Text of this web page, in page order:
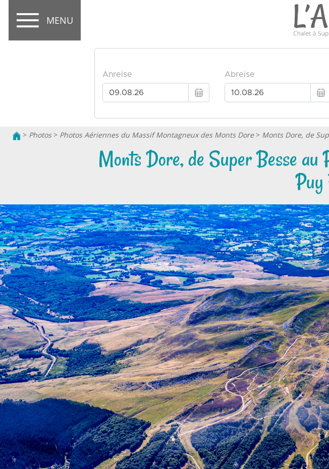
MENU
> Photos> Photos Aériennes du Massif Montagneux des Monts Dore> Monts Dore, de
Monts Dore, de Super Besse
Puy